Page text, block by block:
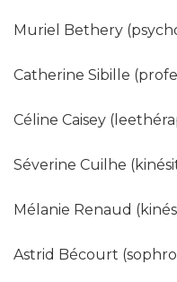
Muriel Bethery
Catherine Sibille
Céline Caisey
Séverine Cuilhe
Mélanie Renaud
Astrid Bécourt